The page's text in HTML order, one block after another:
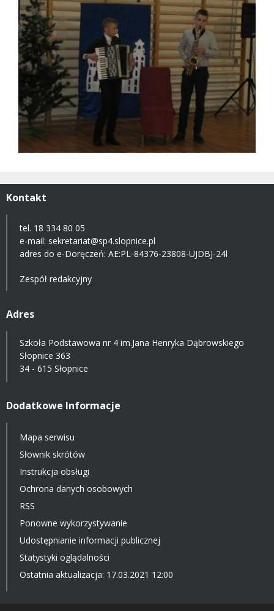
Kontakt
tel. 18 334 80 05
e-mail: sekretariat@sp4.slopnice.pl
adres do e-Doręczeń: AE:PL-84376-23808-UJDBJ-24l
Zespół redakcyjny
Adres
Szkoła Podstawowa nr 4 im.Jana Henryka Dąbrowskiego
Słopnice 363
34 - 615 Słopnice
Dodatkowe Informacje
Mapa serwisu
Słownik skrótów
Instrukcja obsługi
Ochrona danych osobowych
RSS
Ponowne wykorzystywanie
Udostępnianie informacji publicznej
Statystyki oglądalności
Ostatnia aktualizacja: 17.03.2021 12:00